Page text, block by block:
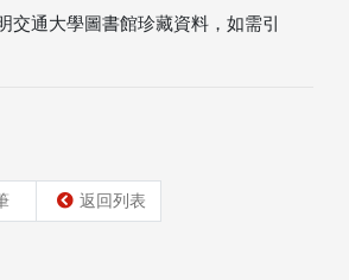
交通大學圖書館珍藏資料，如需引
返回列表